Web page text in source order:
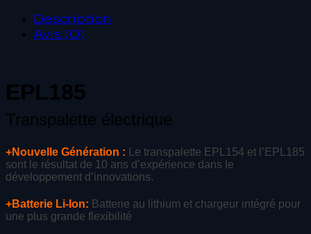
Description
Avis (0)
EPL185
Transpalette électrique
+Nouvelle Génération : Le transpalette EPL154 et l’EPL185
sont le résultat de 10 ans d’expérience dans le
développement d’innovations.
+Batterie Li-Ion: Batterie au lithium et chargeur intégré pour
une plus grande flexibilité